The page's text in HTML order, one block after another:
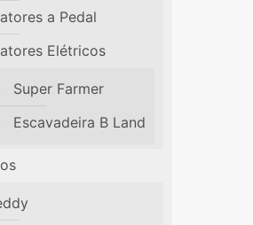
a Pedal
Elétricos
Super Farmer
Escavadeira B Land